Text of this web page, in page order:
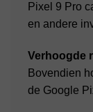
Pixel 9 Pro
en andere
Verhoogde
Bovendien
de Google